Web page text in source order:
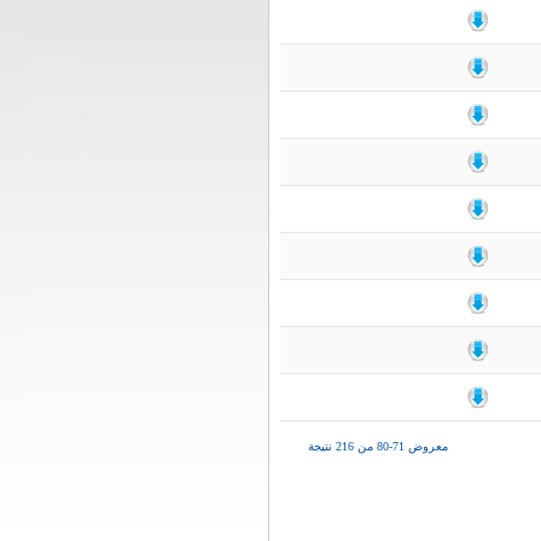
معروض 71-80 من 216 نتيجة